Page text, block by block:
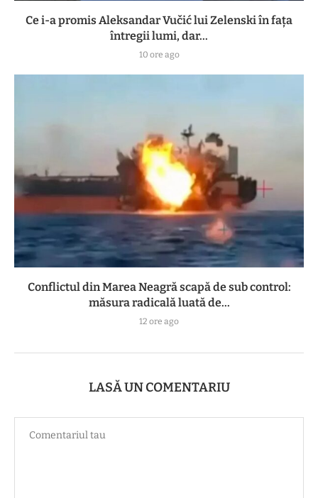
Ce i-a promis Aleksandar Vučić lui Zelenski în fața
întregii lumi, dar...
10 ore ago
Conflictul din Marea Neagră scapă de sub control:
măsura radicală luată de...
12 ore ago
LASĂ UN COMENTARIU